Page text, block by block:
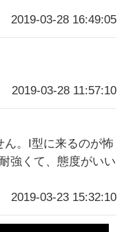
2019-03-28 16:49:05
2019-03-28 11:57:10
ん。I型に来るのが怖
強くて、態度がいい
2019-03-23 15:32:10